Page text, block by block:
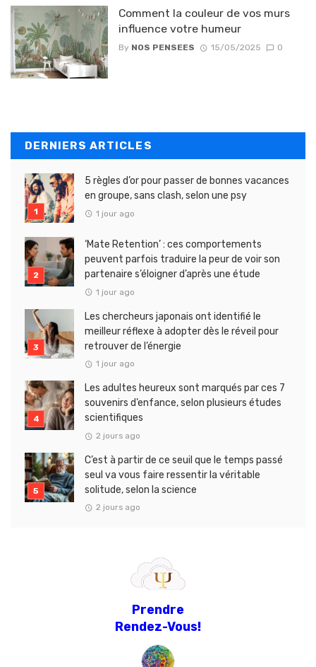
Comment la couleur de vos murs
influence votre humeur
By NOS PENSEES 15/05/2025 0
DERNIERS ARTICLES
5 règles d’or pour passer de bonnes vacances
en groupe, sans clash, selon une psy
1 jour ago
‘Mate Retention’ : ces comportements
peuvent parfois traduire la peur de voir son
partenaire s’éloigner d’après une étude
1 jour ago
Les chercheurs japonais ont identifié le
meilleur réflexe à adopter dès le réveil pour
retrouver de l’énergie
1 jour ago
Les adultes heureux sont marqués par ces 7
souvenirs d’enfance, selon plusieurs études
scientifiques
2 jours ago
C’est à partir de ce seuil que le temps passé
seul va vous faire ressentir la véritable
solitude, selon la science
2 jours ago
Prendre
Rendez-Vous!